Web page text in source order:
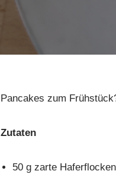
Pancakes zum
Zutaten
50 g zarte Haferflocken